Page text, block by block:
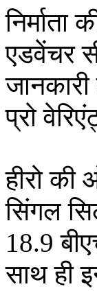
एडवेंचर
प्रो
हीरो की
सिंगल
18.9
साथ ही